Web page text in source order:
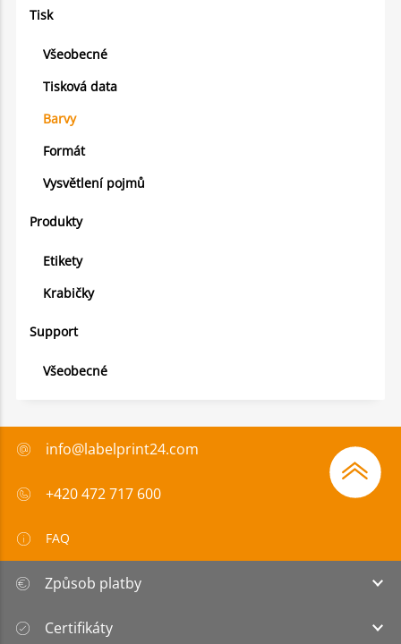
Tisk
Všeobecné
Tisková data
Barvy
Formát
Vysvětlení pojmů
Produkty
Etikety
Krabičky
Support
Všeobecné
info@labelprint24.com
+420 472 717 600
FAQ
Způsob platby
Certifikáty